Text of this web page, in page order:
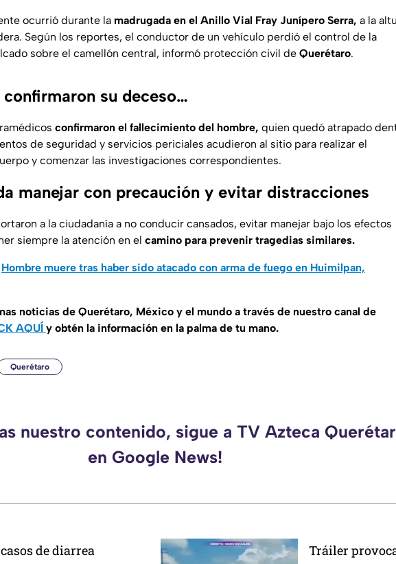
ocurrió durante la madrugada en el Anillo Vial Fray Junípero Serra, a la
Según los reportes, el conductor de un vehículo perdió el control de la
sobre el camellón central, informó protección civil de Querétaro.
su deceso…
confirmaron el fallecimiento del hombre, quien quedó atrapado
de seguridad y servicios periciales acudieron al sitio para realizar el
y comenzar las investigaciones correspondientes.
manejar con precaución y evitar distracciones
a la ciudadanía a no conducir cansados, evitar manejar bajo los efectos
siempre la atención en el camino para prevenir tragedias similares.
Hombre muere tras haber sido atacado con arma de fuego en Huimilpan,
noticias de Querétaro, México y el mundo a través de nuestro canal de
AQUÍ y obtén la información en la palma de tu mano.
Querétaro
nuestro contenido, sigue a TV Azteca
en Google News!
de diarrea
Tráiler